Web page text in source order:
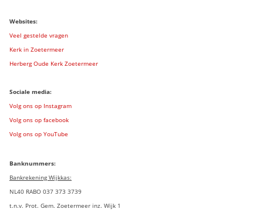
Websites:
Veel gestelde vragen
Kerk in Zoetermeer
Herberg Oude Kerk Zoetermeer
Sociale media:
Volg ons op Instagram
Volg ons op facebook
Volg ons op YouTube
Banknummers:
Bankrekening Wijkkas:
NL40 RABO 037 373 3739
t.n.v. Prot. Gem. Zoetermeer inz. Wijk 1